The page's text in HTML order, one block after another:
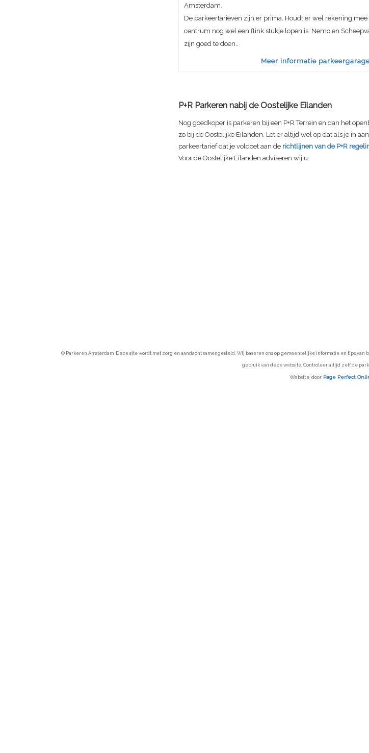
Amsterdam.
De parkeertarieven zijn er prima. Houdt er wel rekening
centrum nog wel een flink stukje lopen is. Nemo en
zijn goed te doen..
Meer informatie
P+R Parkeren nabij de Oostelijke Eilanden
Nog goedkoper is parkeren bij een P+R Terrein en dan het
zo bij de Oostelijke Eilanden. Let er altijd wel op dat als je in
parkeertarief dat je voldoet aan de richtlijnen van de P+R
Voor de Oostelijke Eilanden adviseren wij u:
© Parkeren Amsterdam. Deze site wordt met zorg en aandacht samengesteld. Wij baseren ons op gemeentelijke informatie en tips
gebruik van deze website. Controleer altijd zelf de
Website door Page Perfect